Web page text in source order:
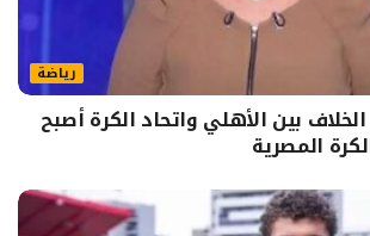
رياضة
بين الأهلي واتحاد الكرة أصبح
المصرية